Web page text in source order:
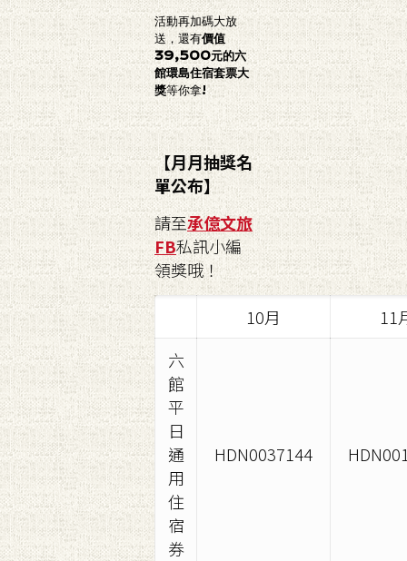
活動再加碼大放
送，還有價值
39,500元的六
館環島住宿套票大
獎等你拿!
【月月抽獎名
單公布】
請至承億文旅
FB私訊小編
領獎哦！
10月
11
六
館
平
日
通
用
住
宿
券
HDN0037144